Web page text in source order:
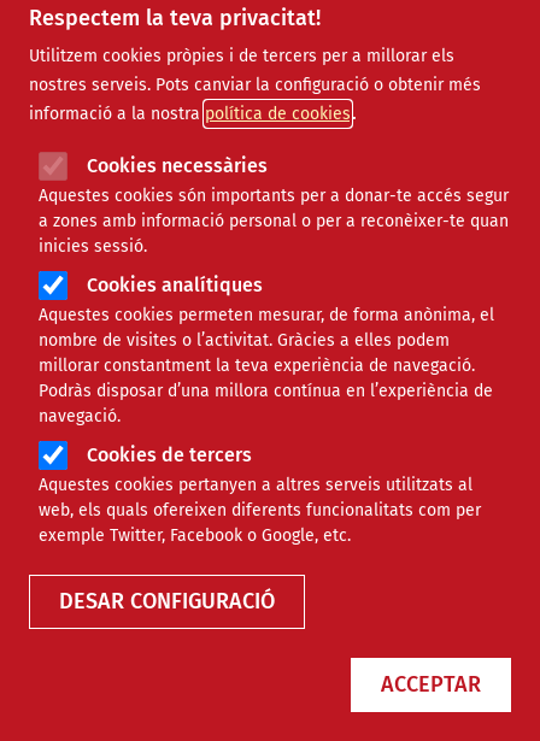
Respectem la teva privacitat!
Utilitzem cookies pròpies i de tercers per a millorar els
nostres serveis. Pots canviar la configuració o obtenir més
informació a la nostra política de cookies
Cookies necessàries
Aquestes cookies són importants per a donar-te accés segur
a zones amb informació personal o per a reconèixer-te quan
inicies sessió.
Cookies analítiques
Aquestes cookies permeten mesurar, de forma anònima, el
nombre de visites o l’activitat. Gràcies a elles podem
millorar constantment la teva experiència de navegació.
Podràs disposar d’una millora contínua en l’experiència de
navegació.
Cookies de tercers
Aquestes cookies pertanyen a altres serveis utilitzats al
web, els quals ofereixen diferents funcionalitats com per
exemple Twitter, Facebook o Google, etc.
DESAR CONFIGURACIÓ
ACCEPTAR
Notícies
Totes | Ambiental | Comunitari | Cultural | Social
|
Internacional | Projectes | Jurídic | Tecnològic
Formació
Àmbit de la notícia
JURÍDIC
Ja està disponible
Contractaciopublica.cat, la
nova plataforma de serveis
de contractació pública
Comparteix
X Compartir en altres xarxes socials
Suport Tercer Sector - Jurídic